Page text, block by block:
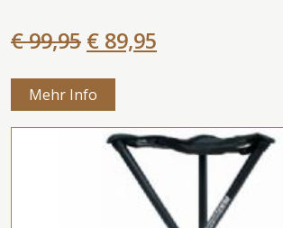
€ 99,95 € 89,95
Mehr Info